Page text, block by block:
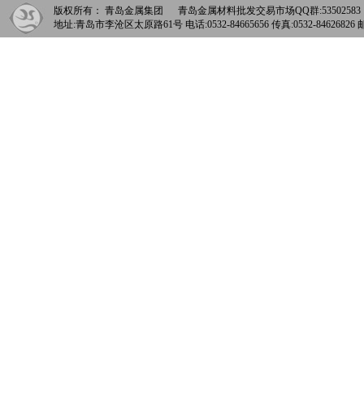
版权所有： 青岛金属集团 青岛金属材料批发交易市场QQ群
地址:青岛市李沧区太原路61号 电话:0532-84665656 传真:0532-84626826